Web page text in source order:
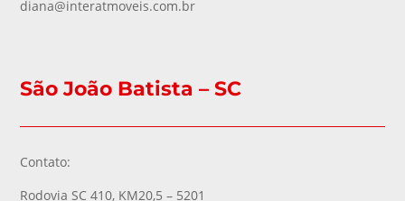
diana@interatmoveis.com.br
São João Batista – SC
Contato:
Rodovia SC 410, KM20,5 – 5201